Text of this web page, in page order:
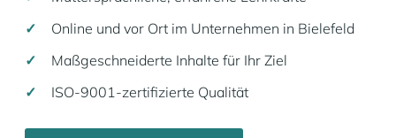
Online und vor Ort im Unternehmen in Bielefeld
Maßgeschneiderte Inhalte für Ihr Ziel
ISO-9001-zertifizierte Qualität